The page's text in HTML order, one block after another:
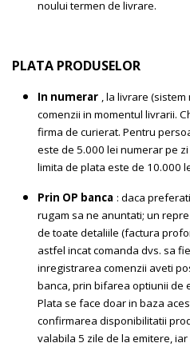
noului termen de livrare.
PLATA PRODUSELOR
In numerar , la livrare
comenzii in momentul livrarii.
firma de curierat. Pentru
este de 5.000 lei numerar pe
limita de plata este de 10.000
Prin OP banca : daca
rugam sa ne anuntati; un
de toate detaliile (factura
astfel incat comanda dvs. sa
inregistrarea comenzii aveti
banca, prin bifarea optiunii de
Plata se face doar in baza
confirmarea disponibilitatii
valabila 5 zile de la emitere,